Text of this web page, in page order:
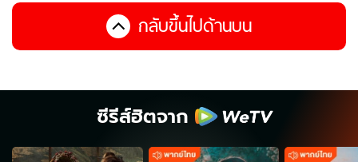
กลับขึ้นไปด้านบน
ซีรีส์ฮิตจาก